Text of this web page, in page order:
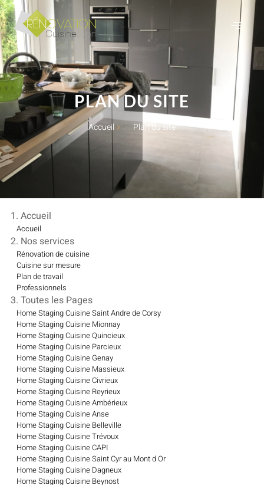
PLAN DU SITE
Accueil Plan du site
1. Accueil
Accueil
2. Nos services
Rénovation de cuisine
Cuisine sur mesure
Plan de travail
Professionnels
3. Toutes les Pages
Home Staging Cuisine Saint Andre de Corsy
Home Staging Cuisine Mionnay
Home Staging Cuisine Quincieux
Home Staging Cuisine Parcieux
Home Staging Cuisine Genay
Home Staging Cuisine Massieux
Home Staging Cuisine Civrieux
Home Staging Cuisine Reyrieux
Home Staging Cuisine Ambérieux
Home Staging Cuisine Anse
Home Staging Cuisine Belleville
Home Staging Cuisine Trévoux
Home Staging Cuisine CAPI
Home Staging Cuisine Saint Cyr au Mont d Or
Home Staging Cuisine Dagneux
Home Staging Cuisine Beynost